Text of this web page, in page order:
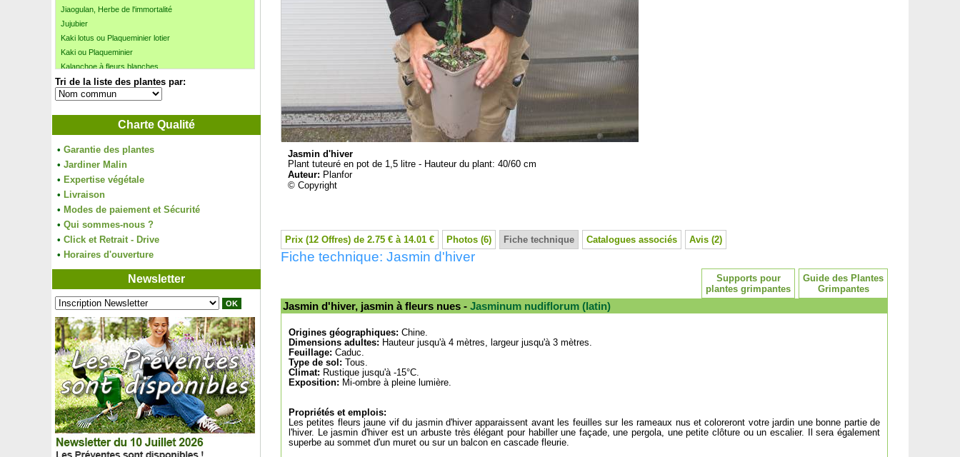
Jiaogulan, Herbe de l'immortalité
Jujubier
Kaki lotus ou Plaqueminier lotier
Kaki ou Plaqueminier
Kalanchoe à fleurs blanches
Kalanchoe à fleurs jaunes
Kalanchoe à fleurs oranges
Kalanchoe à fleurs rouges
Kentia
Kit Haie basse 1
Kit Haie champêtre 'Pierre'
Kit Haie défensive
Kit Haie fleurie 'Emma'
Kit Haie fleurie 'Julie'
Kit Haie gourmande 'Ophélie'
Kit Lisière forestière terrain acide
Kit Lisière forestière terrain humide et acide
Kit Plantes aromatiques
Kiwai Ananas
Kiwai autofertile 'Issai'
Kiwai rose à chair jaune
Kiwai rouge 'Ken's Red'
Kiwi à chair jaune
Kiwi arctique panaché
Kiwi autofertile
Kiwi jaune à coeur rouge
Kumquat
Laiche du Japon 'Evergold'
Laiche 'Frosted Curls'
Laiche stricte 'Aurea', Laiche jaune
Tri de la liste des plantes par:
Charte Qualité
• Garantie des plantes
• Jardiner Malin
• Expertise végétale
• Livraison
• Modes de paiement et Sécurité
• Qui sommes-nous ?
• Click et Retrait - Drive
• Horaires d'ouverture
Newsletter
Jasmin d'hiver
Plant tuteuré en pot de 1,5 litre - Hauteur du plant: 40/60 cm
Auteur: Planfor
© Copyright
Prix (12 Offres) de 2.75 € à 14.01 € Photos (6) Fiche technique Catalogues associés Avis (2)
Fiche technique: Jasmin d'hiver
Guide des Plantes
Grimpantes
Supports pour
plantes grimpantes
Jasmin d'hiver, jasmin à fleurs nues - Jasminum nudiflorum (latin)
Origines géographiques: Chine.
Dimensions adultes: Hauteur jusqu'à 4 mètres, largeur jusqu'à 3 mètres.
Feuillage: Caduc.
Type de sol: Tous.
Climat: Rustique jusqu'à -15°C.
Exposition: Mi-ombre à pleine lumière.
Propriétés et emplois:
Les petites fleurs jaune vif du jasmin d'hiver apparaissent avant les feuilles sur les rameaux nus et coloreront votre jardin une bonne partie de
l'hiver. Le jasmin d'hiver est un arbuste très élégant pour habiller une façade, une pergola, une petite clôture ou un escalier. Il sera également
superbe au sommet d'un muret ou sur un balcon en cascade fleurie.